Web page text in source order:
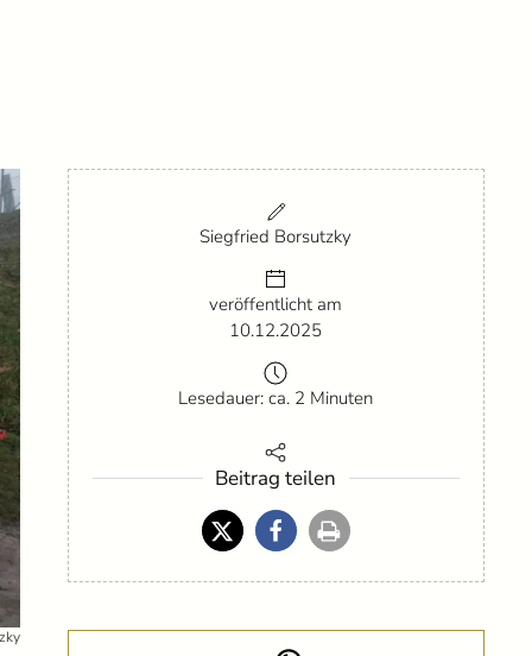
Siegfried Borsutzky
veröffentlicht am
10.12.2025
Lesedauer: ca. 2 Minuten
Beitrag teilen